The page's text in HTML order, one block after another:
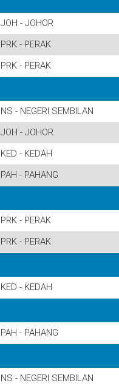
JOH - JOHOR
PRK - PERAK
PRK - PERAK
NS - NEGERI SEMBILAN
JOH - JOHOR
KED - KEDAH
PAH - PAHANG
PRK - PERAK
PRK - PERAK
KED - KEDAH
PAH - PAHANG
NS - NEGERI SEMBILAN